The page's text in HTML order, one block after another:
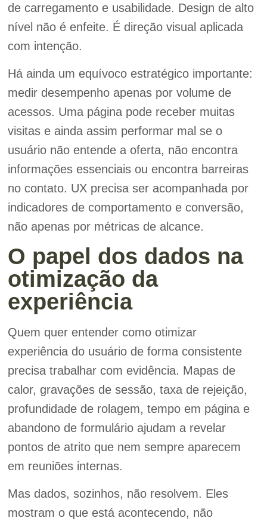
de carregamento e usabilidade. Design de alto
nível não é enfeite. É direção visual aplicada
com intenção.
Há ainda um equívoco estratégico importante:
medir desempenho apenas por volume de
acessos. Uma página pode receber muitas
visitas e ainda assim performar mal se o
usuário não entende a oferta, não encontra
informações essenciais ou encontra barreiras
no contato. UX precisa ser acompanhada por
indicadores de comportamento e conversão,
não apenas por métricas de alcance.
O papel dos dados na
otimização da
experiência
Quem quer entender como otimizar
experiência do usuário de forma consistente
precisa trabalhar com evidência. Mapas de
calor, gravações de sessão, taxa de rejeição,
profundidade de rolagem, tempo em página e
abandono de formulário ajudam a revelar
pontos de atrito que nem sempre aparecem
em reuniões internas.
Mas dados, sozinhos, não resolvem. Eles
mostram o que está acontecendo, não